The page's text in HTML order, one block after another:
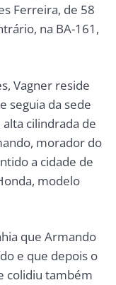
Ferreira, de 58
na BA-161,
Vagner reside
seguia da sede
cilindrada de
morador do
a cidade de
modelo
que Armando
e que depois o
colidiu também